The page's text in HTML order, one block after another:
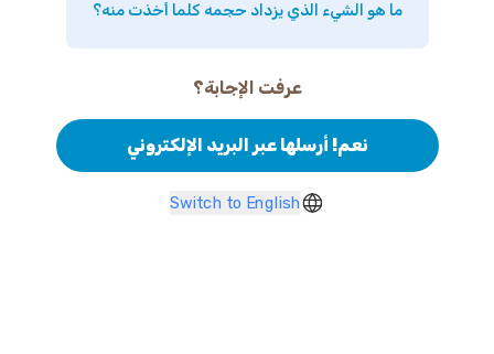
ما هو الشيء الذي يزداد حجمه كلما أخذت منه؟
عرفت الإجابة؟
نعم! أرسلها عبر البريد الإلكتروني
Switch to English